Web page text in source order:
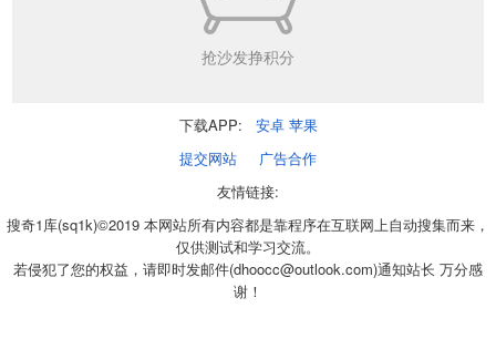
抢沙发挣积分
下载APP: 安卓 苹果
提交网站
广告合作
友情链接:
搜奇1库(sq1k)©2019 本网站所有内容都是靠程序在互联网上自动搜集而来，
仅供测试和学习交流。
若侵犯了您的权益，请即时发邮件(dhoocc@outlook.com)通知站长 万分感
谢！